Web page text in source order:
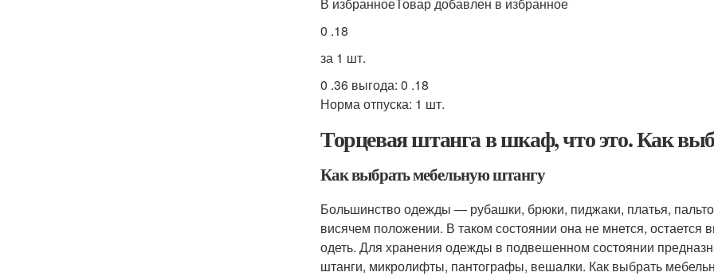
0 .18
за 1 шт.
0 .36 выгода: 0 .18
Норма отпуска: 1 шт.
Торцевая штанга в шкаф, что это. Как
Как выбрать мебельную штангу
Большинство одежды — рубашки, брюки, пиджаки, платья,
висячем положении. В таком состоянии она не мнется,
одеть. Для хранения одежды в подвешенном состоянии
штанги, микролифты, пантографы, вешалки. Как выбрать